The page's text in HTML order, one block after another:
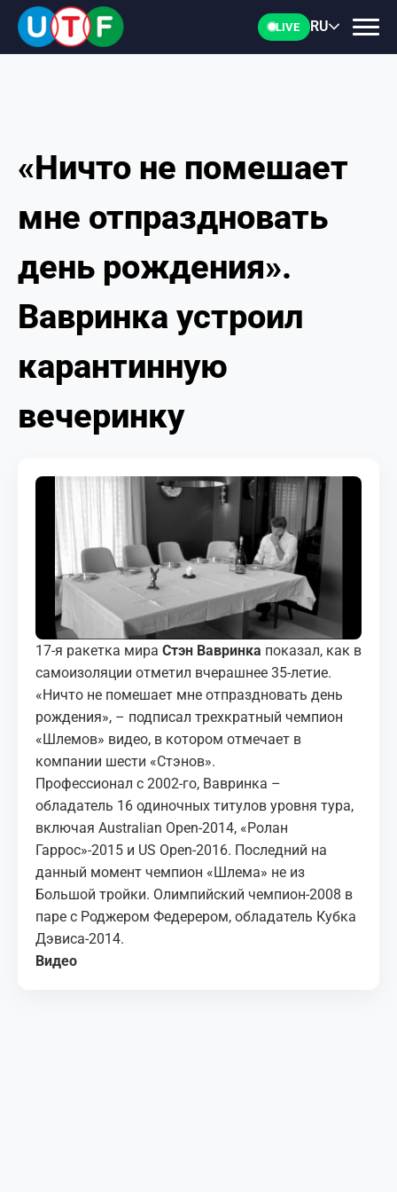
LIVE RU
ГЛАВНАЯ
ФТУ
НОВОСТИ
ДОКУМЕНТЫ
ПЕРСОНАЛИИ
UZ-PIN
«Ничто не помешает
мне отпраздновать
день рождения».
Вавринка устроил
карантинную
вечеринку
17-я ракетка мира Стэн Вавринка показал, как в
самоизоляции отметил вчерашнее 35-летие.
«Ничто не помешает мне отпраздновать день
рождения», – подписал трехкратный чемпион
«Шлемов» видео, в котором отмечает в
компании шести «Стэнов».
Профессионал с 2002-го, Вавринка –
обладатель 16 одиночных титулов уровня тура,
включая Australian Open-2014, «Ролан
Гаррос»-2015 и US Open-2016. Последний на
данный момент чемпион «Шлема» не из
Большой тройки. Олимпийский чемпион-2008 в
паре с Роджером Федерером, обладатель Кубка
Дэвиса-2014.
Видео